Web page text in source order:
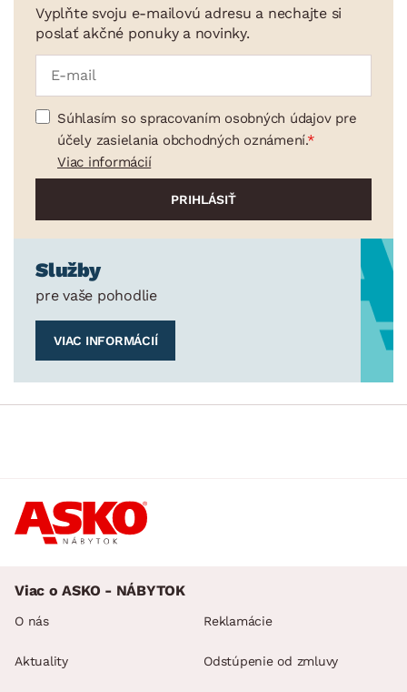
Vyplňte svoju e-mailovú adresu a nechajte si
poslať akčné ponuky a novinky.
Súhlasím so spracovaním osobných údajov pre
účely zasielania obchodných oznámení.
Viac informácií
Služby
pre vaše pohodlie
VIAC INFORMÁCIÍ
Viac o ASKO - NÁBYTOK
O nás
Aktuality
Reklamácie
Odstúpenie od zmluvy